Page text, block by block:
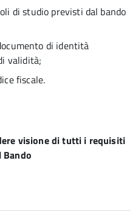
di studio previsti dal bando
di identità
validità;
fiscale.
visione di tutti i requisiti